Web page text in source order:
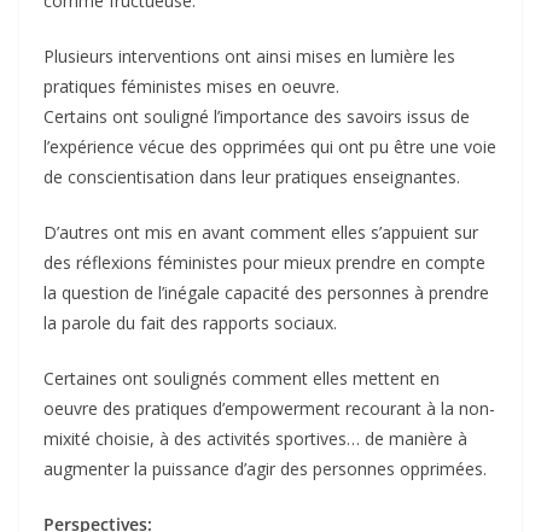
Plusieurs interventions ont ainsi mises en lumière les
pratiques féministes mises en oeuvre.
Certains ont souligné l’importance des savoirs issus de
l’expérience vécue des opprimées qui ont pu être une voie
de conscientisation dans leur pratiques enseignantes.
D’autres ont mis en avant comment elles s’appuient sur
des réflexions féministes pour mieux prendre en compte
la question de l’inégale capacité des personnes à prendre
la parole du fait des rapports sociaux.
Certaines ont soulignés comment elles mettent en
oeuvre des pratiques d’empowerment recourant à la non-
mixité choisie, à des activités sportives… de manière à
augmenter la puissance d’agir des personnes opprimées.
Perspectives: